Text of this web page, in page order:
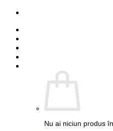
Skip
content
Nu ai niciun produs